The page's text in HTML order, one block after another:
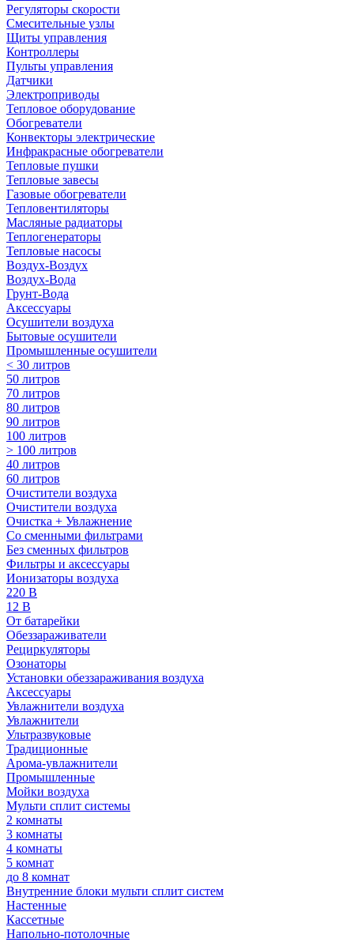
Регуляторы скорости
Смесительные узлы
Щиты управления
Контроллеры
Пульты управления
Датчики
Электроприводы
Тепловое оборудование
Обогреватели
Конвекторы электрические
Инфракрасные обогреватели
Тепловые пушки
Тепловые завесы
Газовые обогреватели
Тепловентиляторы
Масляные радиаторы
Теплогенераторы
Тепловые насосы
Воздух-Воздух
Воздух-Вода
Грунт-Вода
Аксессуары
Осушители воздуха
Бытовые осушители
Промышленные осушители
< 30 литров
50 литров
70 литров
80 литров
90 литров
100 литров
> 100 литров
40 литров
60 литров
Очистители воздуха
Очистители воздуха
Очистка + Увлажнение
Cо сменными фильтрами
Без сменных фильтров
Фильтры и аксессуары
Ионизаторы воздуха
220 В
12 В
От батарейки
Обеззараживатели
Рециркуляторы
Озонаторы
Установки обеззараживания воздуха
Аксессуары
Увлажнители воздуха
Увлажнители
Ультразвуковые
Традиционные
Арома-увлажнители
Промышленные
Мойки воздуха
Мульти сплит системы
2 комнаты
3 комнаты
4 комнаты
5 комнат
до 8 комнат
Внутренние блоки мульти сплит систем
Настенные
Кассетные
Напольно-потолочные